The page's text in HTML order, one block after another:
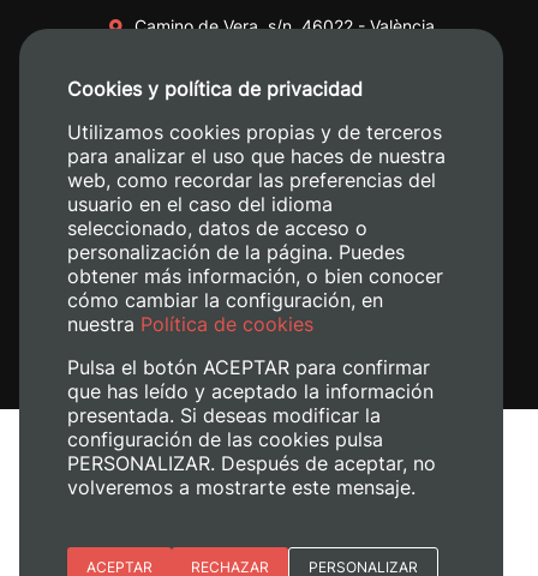
Camino de Vera, s/n. 46022 - València
+34 620 04 00 50
Avís legal
Política de cookies
Gestiona les galetes
Cookies y política de privacidad
Utilizamos cookies propias y de terceros
para analizar el uso que haces de nuestra
web, como recordar las preferencias del
usuario en el caso del idioma
seleccionado, datos de acceso o
personalización de la página. Puedes
obtener más información, o bien conocer
cómo cambiar la configuración, en
nuestra Política de cookies
Pulsa el botón ACEPTAR para confirmar
que has leído y aceptado la información
presentada. Si deseas modificar la
configuración de las cookies pulsa
PERSONALIZAR. Después de aceptar, no
volveremos a mostrarte este mensaje.
Esenciales
ACEPTAR RECHAZAR PERSONALIZAR